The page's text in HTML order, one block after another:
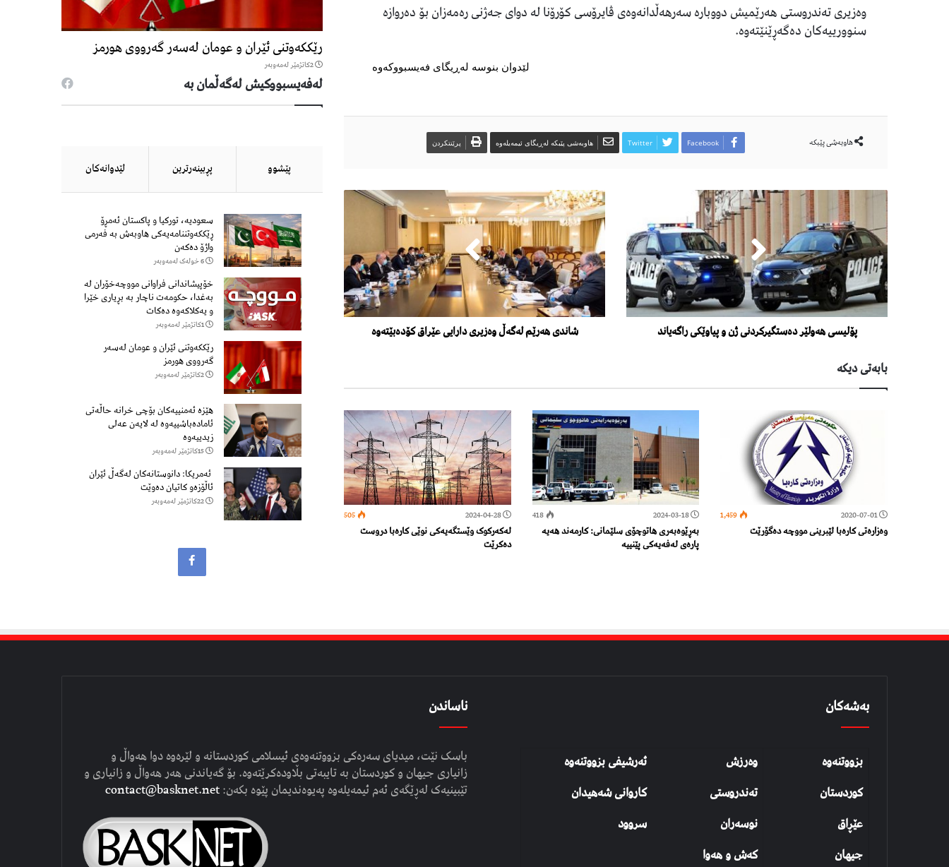
وەزیری تەندروستی هەرێمیش دووبارە سەرهەڵدانەوەی ڤایرۆسی کۆرۆنا لە دوای جەژنی رەمەزان بۆ دەروازە
سنوورییەکان دەگەڕێنێتەوە.
لێدوان بنوسە لەڕیگای فەیسبووکەوە
هاوبەشی پێبكە Facebook
Twitter هاوبەشی پێبکە لەڕیگای ئیمەیلەوە پرێنتکردن
پۆلیسی هەولێر دەستگیركردنی ژن و پیاوێكی راگەیاند شاندی هەرێم لەگەڵ وەزیری دارایی عێراق کۆدەبێتەوە
بابەتی دیكە
2020-07-01
1,459
وەزارەتی کارەبا لێبرینی مووچە دەگۆرێت
2024-03-18
418
بەڕێوەبەری هاتوچۆی سلێمانی: کارمەند هەیە
پارەی لەفەیەکی پێنییە
2024-04-28
505
لەکەرکوک وێستگەیەکی نوێی کارەبا دروست
دەکرێت
رێککەوتنی ئێران و عومان لەسەر گەرووی هورمز
2كاتژمێر لەمەوبەر
لەفەیسبووكیش لەگەڵمان بە
پێشوو پڕبینەرترین لێدوانەكان
سعودیە، تورکیا و پاکستان ئەمڕۆ
ڕێککەوتننامەیەکی هاوبەش بە فەرمی
واژۆ دەکەن
6 خولەک لەمەوبەر
خۆپیشاندانی فراوانی مووچەخۆران لە
بەغدا، حکومەت ناچار بە بڕیاری خێرا
و یەکلاکەوە دەکات
1كاتژمێر لەمەوبەر
رێککەوتنی ئێران و عومان لەسەر
گەرووی هورمز
2كاتژمێر لەمەوبەر
هێزه‌ ئه‌منییه‌كان بۆچی خرانە حاڵه‌تی
ئاماده‌باشییه‌وه‌ لە لایەن عەلی
زیدییەوە
15كاتژمێر لەمەوبەر
ئەمریکا: دانوستانەکان لەگەڵ ئێران
ئاڵۆزەو کاتیان دەوێت
22كاتژمێر لەمەوبەر
بەشەکان
بزووتنەوە
کوردستان
عێڕاق
جیهان
وەرزش
تەندروستی
نوسەران
کەش و هەوا
ئەرشیفی بزووتنەوە
کاروانی شەهیدان
سروود
ناساندن
باسک نێت، میدیای سەرەکی بزووتنەوەی ئیسلامی کوردستانە و لێرەوە دوا هەواڵ و
زانیاری جیهان و کوردستان بە تایبەتی بڵاودەکرێتەوە. بۆ گەیاندنی هەر هەواڵ و زانیاری و
تێبینیەک لەڕێگەی ئەم ئیمەیلەوە پەیوەندیمان پێوە بکەن:contact@basknet.net